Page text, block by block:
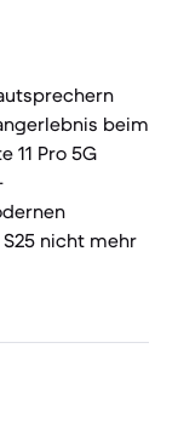
beim
11 Pro 5G
nicht mehr